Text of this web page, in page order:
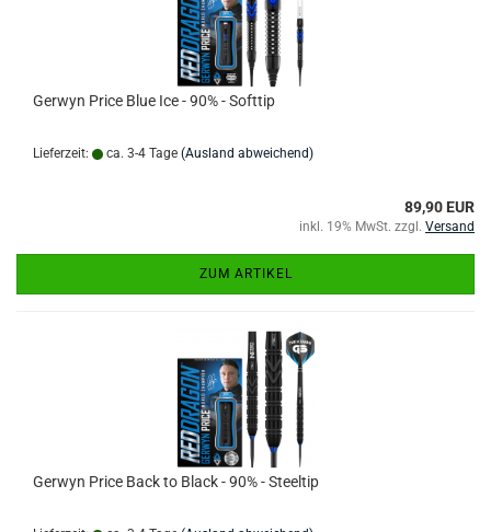
Gerwyn Price Blue Ice - 90% - Softtip
Lieferzeit: ca. 3-4 Tage (Ausland abweichend)
89,90 EUR
inkl. 19% MwSt. zzgl. Versand
ZUM ARTIKEL
Gerwyn Price Back to Black - 90% - Steeltip